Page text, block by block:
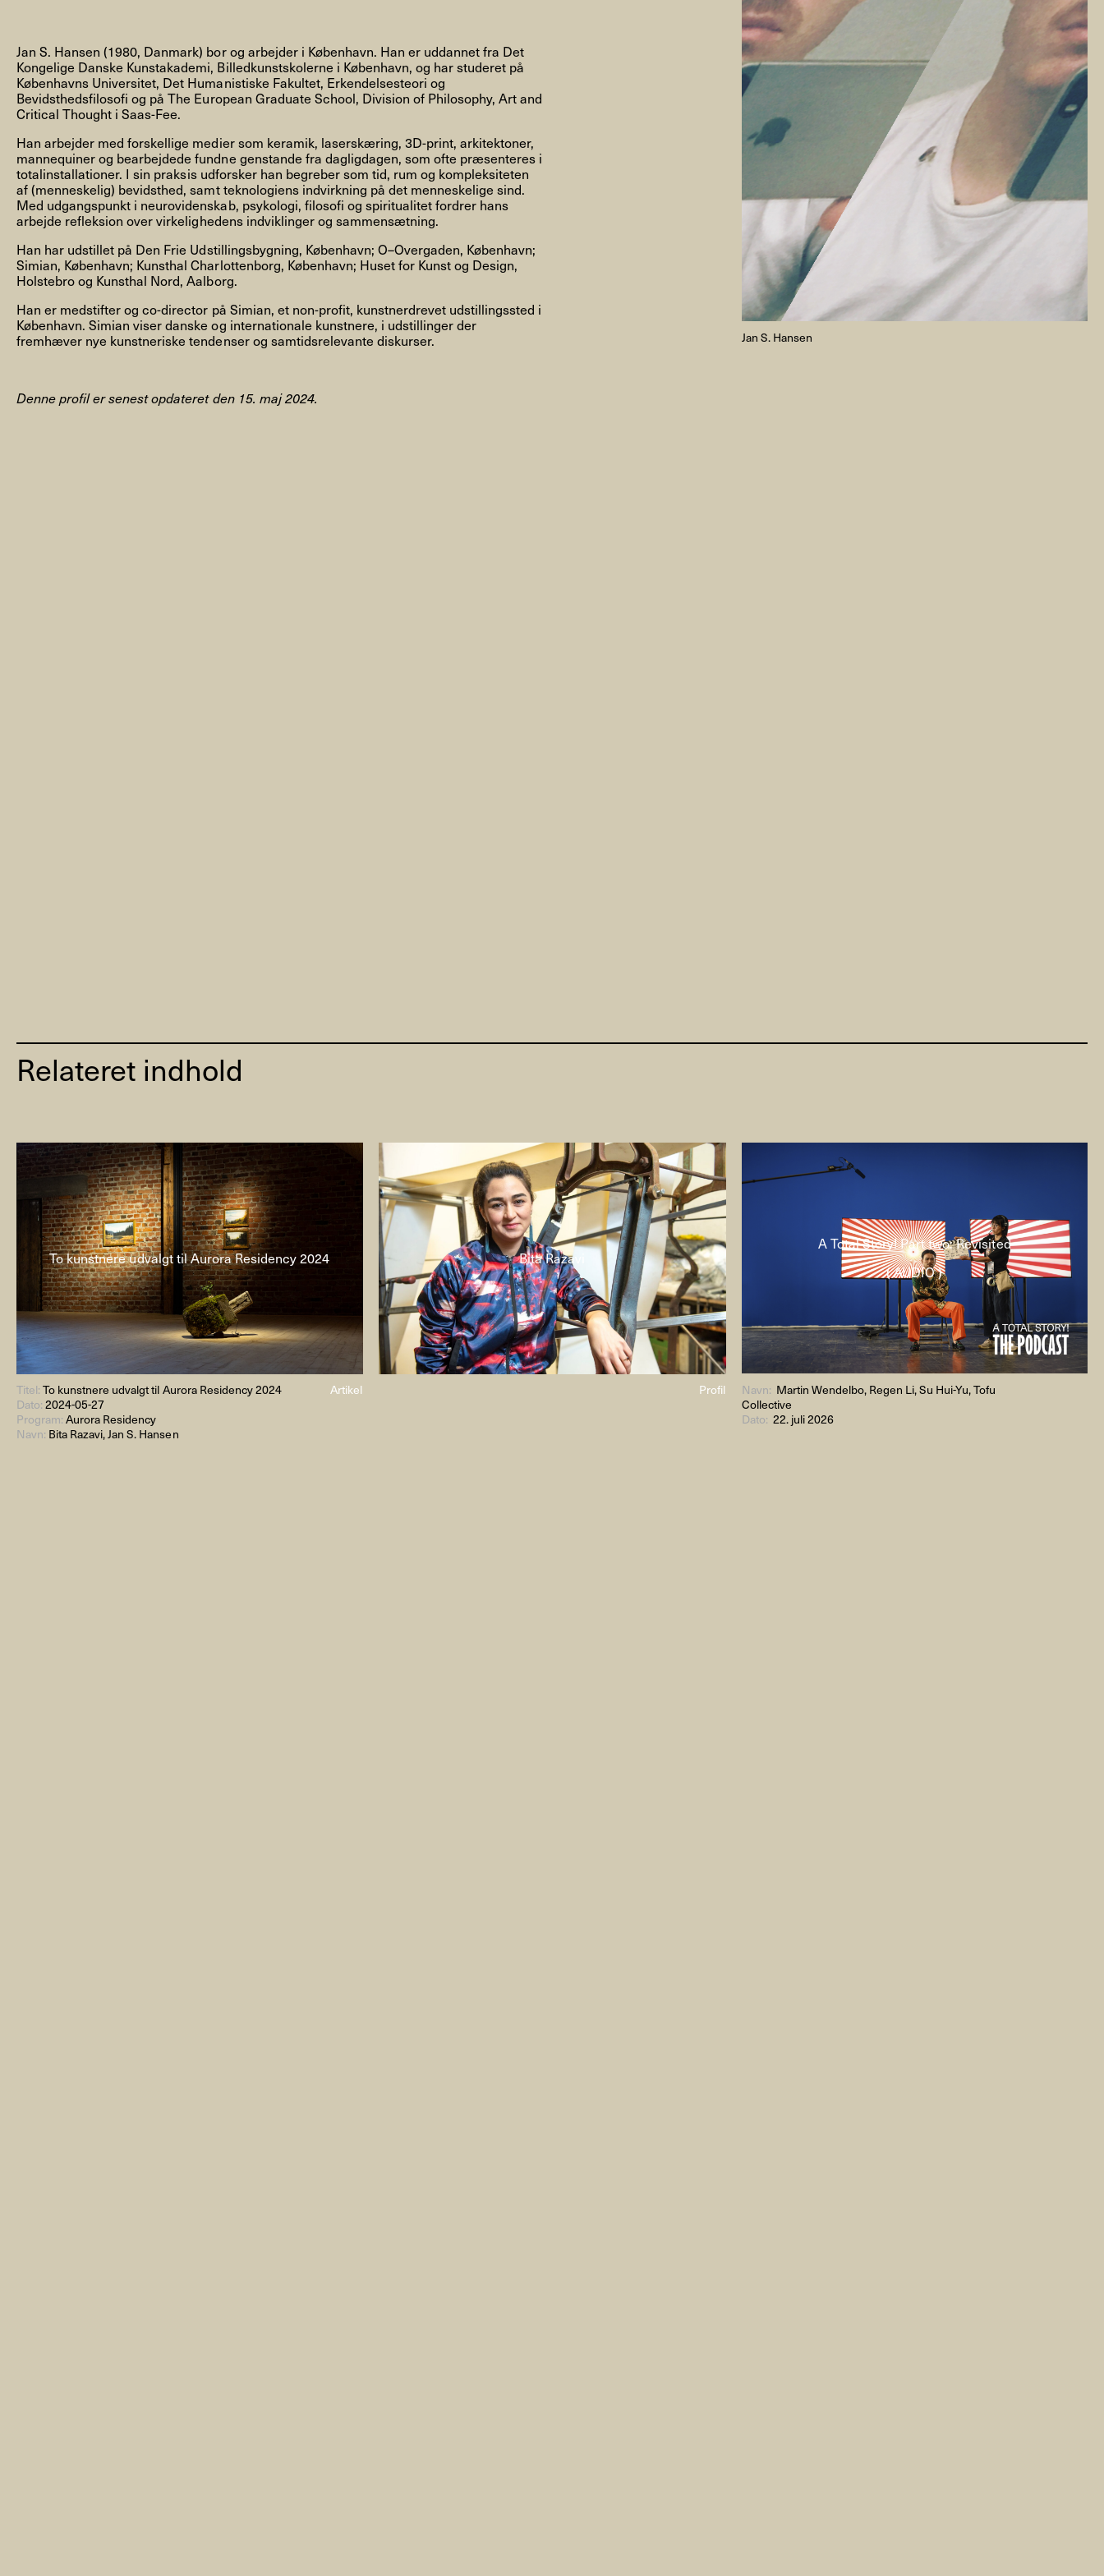
Om AHCProfiler
NYHEDSBREV
THORAVEJ 29, 2400 KØBENHAVN NV, DANMARK INFO@ARTHUBCOPENHAGEN.DK COOKIEPOLITIK
Jan S. Hansen (1980, Danmark) bor og arbejder i København. Han er uddannet fra Det
Kongelige Danske Kunstakademi, Billedkunstskolerne i København, og har studeret på
Københavns Universitet, Det Humanistiske Fakultet, Erkendelsesteori og
Bevidsthedsfilosofi og på The European Graduate School, Division of Philosophy, Art and
Critical Thought i Saas-Fee.
Han arbejder med forskellige medier som keramik, laserskæring, 3D-print, arkitektoner,
mannequiner og bearbejdede fundne genstande fra dagligdagen, som ofte præsenteres i
totalinstallationer. I sin praksis udforsker han begreber som tid, rum og kompleksiteten
af (menneskelig) bevidsthed, samt teknologiens indvirkning på det menneskelige sind.
Med udgangspunkt i neurovidenskab, psykologi, filosofi og spiritualitet fordrer hans
arbejde refleksion over virkelighedens indviklinger og sammensætning.
Han har udstillet på Den Frie Udstillingsbygning, København; O–Overgaden, København;
Simian, København; Kunsthal Charlottenborg, København; Huset for Kunst og Design,
Holstebro og Kunsthal Nord, Aalborg.
Han er medstifter og co-director på Simian, et non-profit, kunstnerdrevet udstillingssted i
København. Simian viser danske og internationale kunstnere, i udstillinger der
fremhæver nye kunstneriske tendenser og samtidsrelevante diskurser.
Denne profil er senest opdateret den 15. maj 2024.
Jan S. Hansen
Relateret indhold
To kunstnere udvalgt til Aurora Residency 2024
Artikel
Titel:To kunstnere udvalgt til Aurora Residency 2024
Dato:2024-05-27
Program:Aurora Residency
Navn: Bita Razavi, Jan S. Hansen
Bita Razavi
Profil
A Total Story! Part two: Revisited
( AUDIO )
Navn: Martin Wendelbo, Regen Li, Su Hui-Yu, Tofu
Collective
Dato: 22. juli 2026